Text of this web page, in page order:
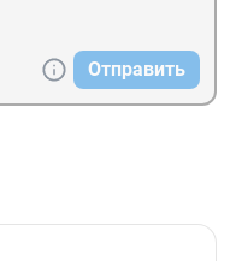
Отправить